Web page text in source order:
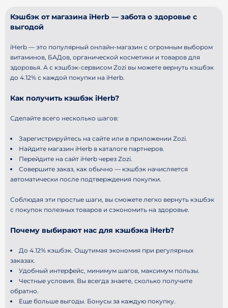
Кэшбэк от магазина iHerb — забота о здоровье с
выгодой
iHerb — это популярный онлайн-магазин с огромным выбором
витаминов, БАДов, органической косметики и товаров для
здоровья. А с кэшбэк-сервисом Zozi вы можете вернуть кэшбэк
до 4.12% с каждой покупки на iHerb.
Как получить кэшбэк iHerb?
Сделайте всего несколько шагов:
Зарегистрируйтесь на сайте или в приложении Zozi.
Найдите магазин iHerb в каталоге партнеров.
Перейдите на сайт iHerb через Zozi.
Совершите заказ, как обычно — кэшбэк начисляется
автоматически после подтверждения покупки.
Соблюдая эти простые шаги, вы сможете легко вернуть кэшбэк
с покупок полезных товаров и сэкономить на здоровье.
Почему выбирают нас для кэшбэка iHerb?
До 4.12% кэшбэк. Ощутимая экономия при регулярных
заказах.
Удобный интерфейс, минимум шагов, максимум пользы.
Честные условия. Вы всегда знаете, сколько получите
обратно.
Еще больше выгоды. Бонусы за каждую покупку.